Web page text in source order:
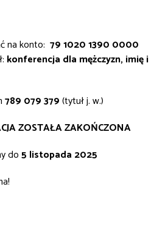
na konto:79 1020 1390 0000
konferencja dla mężczyzn, imię i
789 079 379(tytuł j. w.)
ZOSTAŁA ZAKOŃCZONA
do5 listopada 2025